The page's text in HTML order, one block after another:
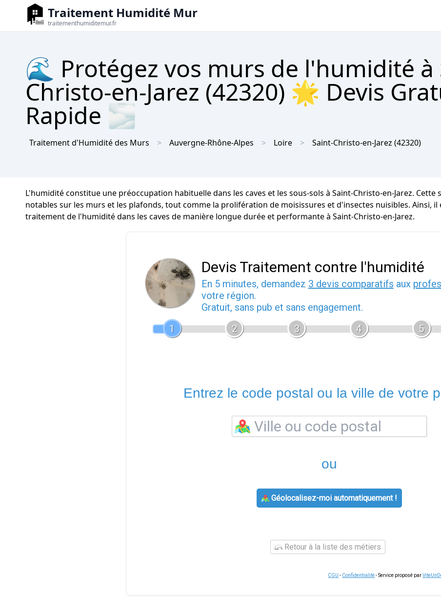
Traitement Humidité Mur
traitementhumiditemur.fr
🌊 Protégez vos murs de l'humidité à
Christo-en-Jarez (42320) 🌟 Devis
Rapide 🌫
Traitement d'Humidité des Murs Auvergne-Rhône-Alpes Loire Saint-Christo-en-Jarez (42320)
L'humidité constitue une préoccupation habituelle dans les caves et les sous-sols à Saint-Christo-en-Jarez.
notables sur les murs et les plafonds, tout comme la prolifération de moisissures et d'insectes nuisibles. Ainsi,
traitement de l'humidité dans les caves de manière longue durée et performante à Saint-Christo-en-Jarez.
Devis Traitement contre l'humidité
En 5 minutes, demandez 3 devis comparatifs aux
votre région.
Gratuit, sans pub et sans engagement.
1
2 3 4 5
Entrez le code postal ou la ville de votre
ou
Géolocalisez-moi automatiquement !
Retour à la liste des métiers
CGU - Confidentialité- Service proposé par